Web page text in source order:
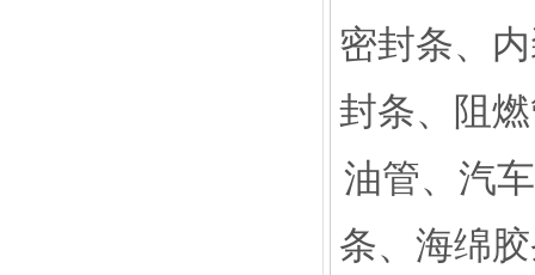
密封条、
封条、阻
油管、汽
条、海绵